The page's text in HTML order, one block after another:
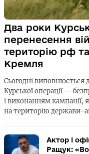
Два роки
перенесення
територію рф
Кремля
Сьогодні виповнюється
Курської операції —
і виконанням кампанії,
на територію держави-
Актор і
Ращук: